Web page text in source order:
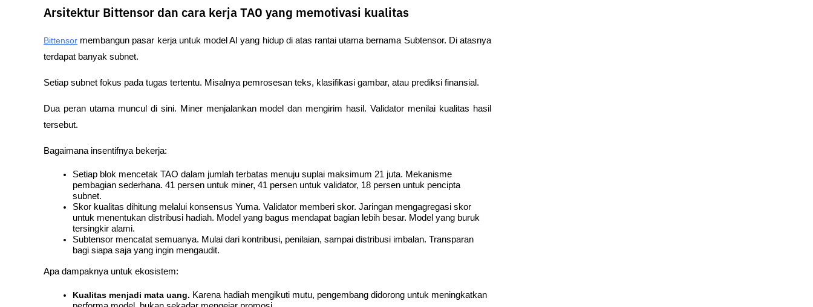
Arsitektur Bittensor dan cara kerja TAO yang memotivasi kualitas
Bittensor membangun pasar kerja untuk model AI yang hidup di atas rantai utama bernama Subtensor. Di atasnya
terdapat banyak subnet.
Setiap subnet fokus pada tugas tertentu. Misalnya pemrosesan teks, klasifikasi gambar, atau prediksi finansial.
Dua peran utama muncul di sini. Miner menjalankan model dan mengirim hasil. Validator menilai kualitas hasil
tersebut.
Bagaimana insentifnya bekerja:
Setiap blok mencetak TAO dalam jumlah terbatas menuju suplai maksimum 21 juta. Mekanisme
pembagian sederhana. 41 persen untuk miner, 41 persen untuk validator, 18 persen untuk pencipta
subnet.
Skor kualitas dihitung melalui konsensus Yuma. Validator memberi skor. Jaringan mengagregasi skor
untuk menentukan distribusi hadiah. Model yang bagus mendapat bagian lebih besar. Model yang buruk
tersingkir alami.
Subtensor mencatat semuanya. Mulai dari kontribusi, penilaian, sampai distribusi imbalan. Transparan
bagi siapa saja yang ingin mengaudit.
Apa dampaknya untuk ekosistem:
Kualitas menjadi mata uang. Karena hadiah mengikuti mutu, pengembang didorong untuk meningkatkan